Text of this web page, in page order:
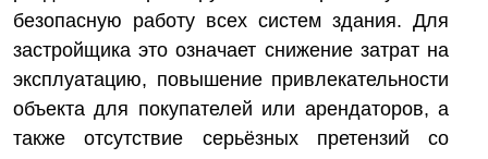
безопасную работу всех систем здания. Для
застройщика это означает снижение затрат на
эксплуатацию, повышение привлекательности
объекта для покупателей или арендаторов, а
также отсутствие серьёзных претензий со